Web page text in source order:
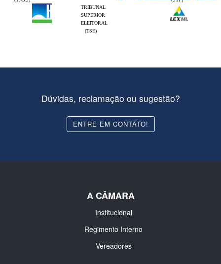
TRIBUNAL
SUPERIOR
ELEITORAL
(TSE)
Dúvidas, reclamação ou sugestão?
ENTRE EM CONTATO!
A CÂMARA
Institucional
Regimento Interno
Vereadores